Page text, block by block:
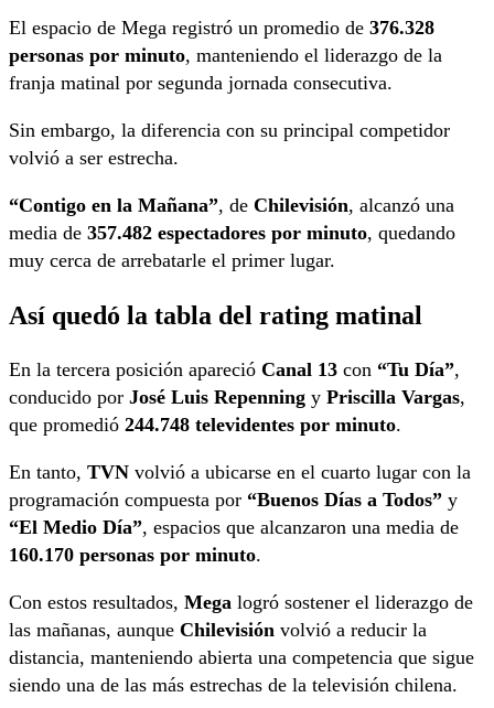
El espacio de Mega registró un promedio de 376.328
personas por minuto, manteniendo el liderazgo de la
franja matinal por segunda jornada consecutiva.
Sin embargo, la diferencia con su principal competidor
volvió a ser estrecha.
“Contigo en la Mañana”, de Chilevisión, alcanzó una
media de 357.482 espectadores por minuto, quedando
muy cerca de arrebatarle el primer lugar.
Así quedó la tabla del rating matinal
En la tercera posición apareció Canal 13 con “Tu Día”,
conducido por José Luis Repenning y Priscilla Vargas,
que promedió 244.748 televidentes por minuto.
En tanto, TVN volvió a ubicarse en el cuarto lugar con la
programación compuesta por “Buenos Días a Todos” y
“El Medio Día”, espacios que alcanzaron una media de
160.170 personas por minuto.
Con estos resultados, Mega logró sostener el liderazgo de
las mañanas, aunque Chilevisión volvió a reducir la
distancia, manteniendo abierta una competencia que sigue
siendo una de las más estrechas de la televisión chilena.